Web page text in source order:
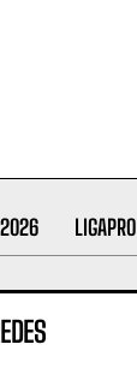
LIGAPRO